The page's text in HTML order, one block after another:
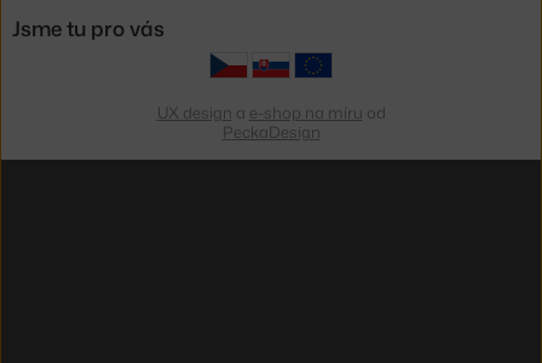
Jsme tu pro vás
UX design a e-shop na míru od
PeckaDesign